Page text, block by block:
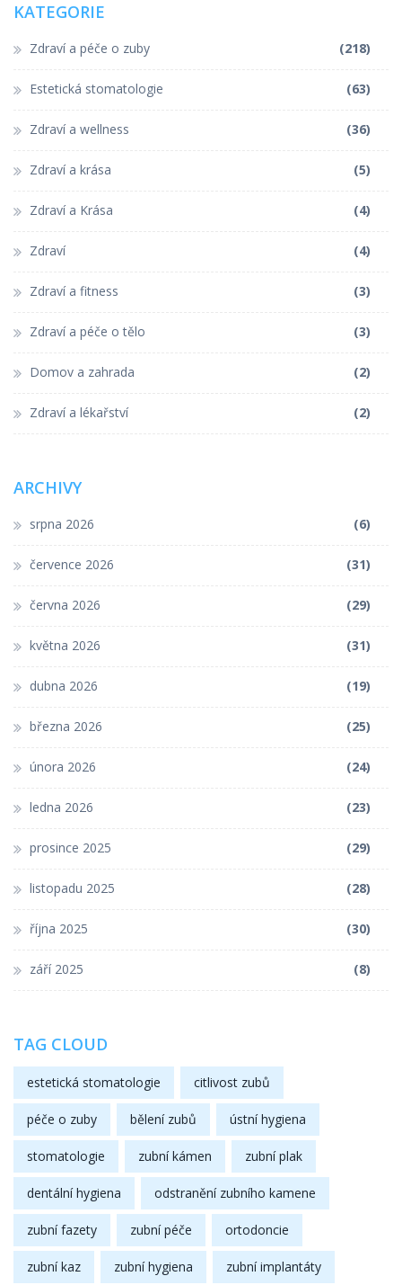
KATEGORIE
Zdraví a péče o zuby (218)
Estetická stomatologie (63)
Zdraví a wellness (36)
Zdraví a krása (5)
Zdraví a Krása (4)
Zdraví (4)
Zdraví a fitness (3)
Zdraví a péče o tělo (3)
Domov a zahrada (2)
Zdraví a lékařství (2)
ARCHIVY
srpna 2026 (6)
července 2026 (31)
června 2026 (29)
května 2026 (31)
dubna 2026 (19)
března 2026 (25)
února 2026 (24)
ledna 2026 (23)
prosince 2025 (29)
listopadu 2025 (28)
října 2025 (30)
září 2025 (8)
TAG CLOUD
estetická stomatologie citlivost zubů
péče o zuby bělení zubů ústní hygiena
stomatologie zubní kámen zubní plak
dentální hygiena odstranění zubního kamene
zubní fazety zubní péče ortodoncie
zubní kaz zubní hygiena zubní implantáty